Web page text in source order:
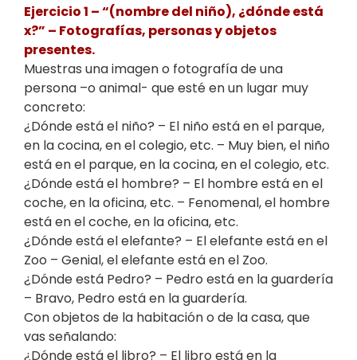
Ejercicio 1 – “(nombre del niño), ¿dónde está
x?” – Fotografías, personas y objetos
presentes.
Muestras una imagen o fotografía de una
persona –o animal- que esté en un lugar muy
concreto:
¿Dónde está el niño? – El niño está en el parque,
en la cocina, en el colegio, etc. – Muy bien, el niño
está en el parque, en la cocina, en el colegio, etc.
¿Dónde está el hombre? – El hombre está en el
coche, en la oficina, etc. – Fenomenal, el hombre
está en el coche, en la oficina, etc.
¿Dónde está el elefante? – El elefante está en el
Zoo – Genial, el elefante está en el Zoo.
¿Dónde está Pedro? – Pedro está en la guardería
– Bravo, Pedro está en la guardería.
Con objetos de la habitación o de la casa, que
vas señalando:
¿Dónde está el libro? – El libro está en la